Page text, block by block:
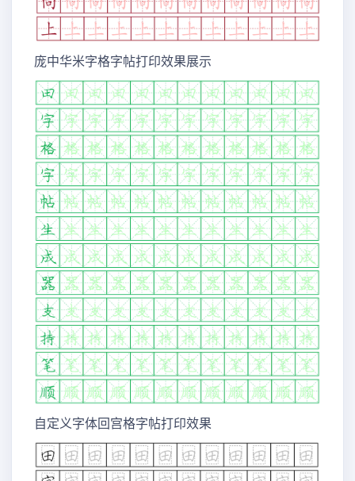
庞中华米字格字帖打印效果展示
自定义字体回宫格字帖打印效果